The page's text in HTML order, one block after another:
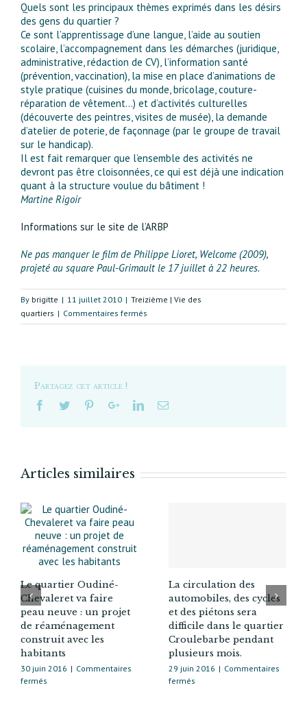
Quels sont les principaux thèmes exprimés dans les désirs
des gens du quartier ?
Ce sont l’apprentissage d’une langue, l’aide au soutien
scolaire, l’accompagnement dans les démarches (juridique,
administrative, rédaction de CV), l’information santé
(prévention, vaccination), la mise en place d’animations de
style pratique (cuisines du monde, bricolage, couture-
réparation de vêtement…) et d’activités culturelles
(découverte des peintres, visites de musée), la demande
d’atelier de poterie, de façonnage (par le groupe de travail
sur le handicap).
Il est fait remarquer que l’ensemble des activités ne
devront pas être cloisonnées, ce qui est déjà une indication
quant à la structure voulue du bâtiment !
Martine Rigoir
Informations sur le site de l’ARBP
Ne pas manquer le film de Philippe Lioret, Welcome (2009),
projeté au square Paul-Grimault le 17 juillet à 22 heures.
By brigitte | 11 juillet 2010 | Treizième | Vie des
quartiers | Commentaires fermés
Centre
(juillet 2010)
Partagez cet article !
Articles similaires
Le quartier Oudiné-
Chevaleret va faire
peau neuve : un projet
de réaménagement
construit avec les
habitants
30 juin 2016 | Commentaires
fermés
La circulation des
automobiles, des cycles
et des piétons sera
difficile dans le quartier
Croulebarbe pendant
plusieurs mois.
29 juin 2016 | Commentaires
fermés